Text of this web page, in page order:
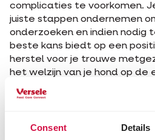
Consent Details
complicaties te voorkomen.
juiste stappen ondernemen
onderzoeken en indien nodig
beste kans biedt op een
herstel voor je trouwe
het welzijn van je hond op
dat het belangrijk is om alert
risico's bij het delen van